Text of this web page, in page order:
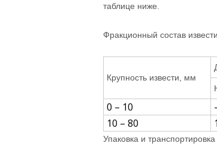
таблице ниже.
Фракционный состав извести.
Крупность извести, мм
0 – 10
10 – 80
Упаковка и транспортировка